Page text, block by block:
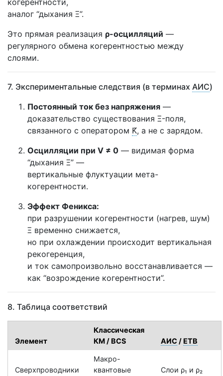
когерентности,
аналог “дыхания Ξ”.
Это прямая реализация ρ-осцилляций —
регулярного обмена когерентностью между
слоями.
7. Экспериментальные следствия (в терминах АИС)
Постоянный ток без напряжения —
доказательство существования Ξ-поля,
связанного с оператором K̃, а не с зарядом.
Осцилляции при V ≠ 0 — видимая форма
“дыхания Ξ” —
вертикальные флуктуации мета-
когерентности.
Эффект Феникса:
при разрушении когерентности (нагрев, шум)
Ξ временно снижается,
но при охлаждении происходит вертикальная
рекогеренция,
и ток самопроизвольно восстанавливается —
как “возрождение когерентности”.
8. Таблица соответствий
Элемент
Классическая
КМ / BCS
АИС / ЕТВ
Сверхпроводники
Макро-
квантовые
Слои ρ₁ и ρ₂